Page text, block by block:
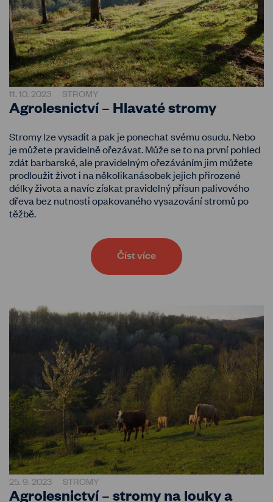
11. 10. 2023 STROMY
Agrolesnictví – Hlavaté stromy
Stromy lze vysadit a pak je ponechat svému osudu. Nebo
je můžete pravidelně ořezávat. Může se to na první pohled
zdát barbarské, ale pravidelným ořezáváním jim můžete
prodloužit život i na několikanásobek jejich přirozené
délky života a navíc získat pravidelný přísun palivového
dřeva bez nutnosti opakovaného vysazování stromů po
těžbě.
Číst více
25. 9. 2023 STROMY
Agrolesnictví – stromy na louky a